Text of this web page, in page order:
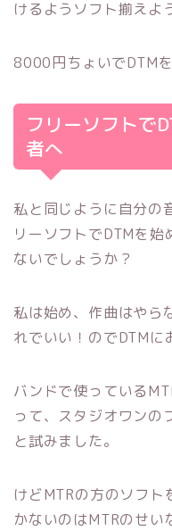
けるようソフト揃えよ
8000円ちょいでDTM
フリーソフトで
者へ
私と同じように自分の
リーソフトでDTMを
ないでしょうか？
私は始め、作曲はやら
れでいい！のでDTMに
バンドで使っている
って、スタジオワンの
と試みました。
けどMTRの方のソフ
かないのはMTRのせい